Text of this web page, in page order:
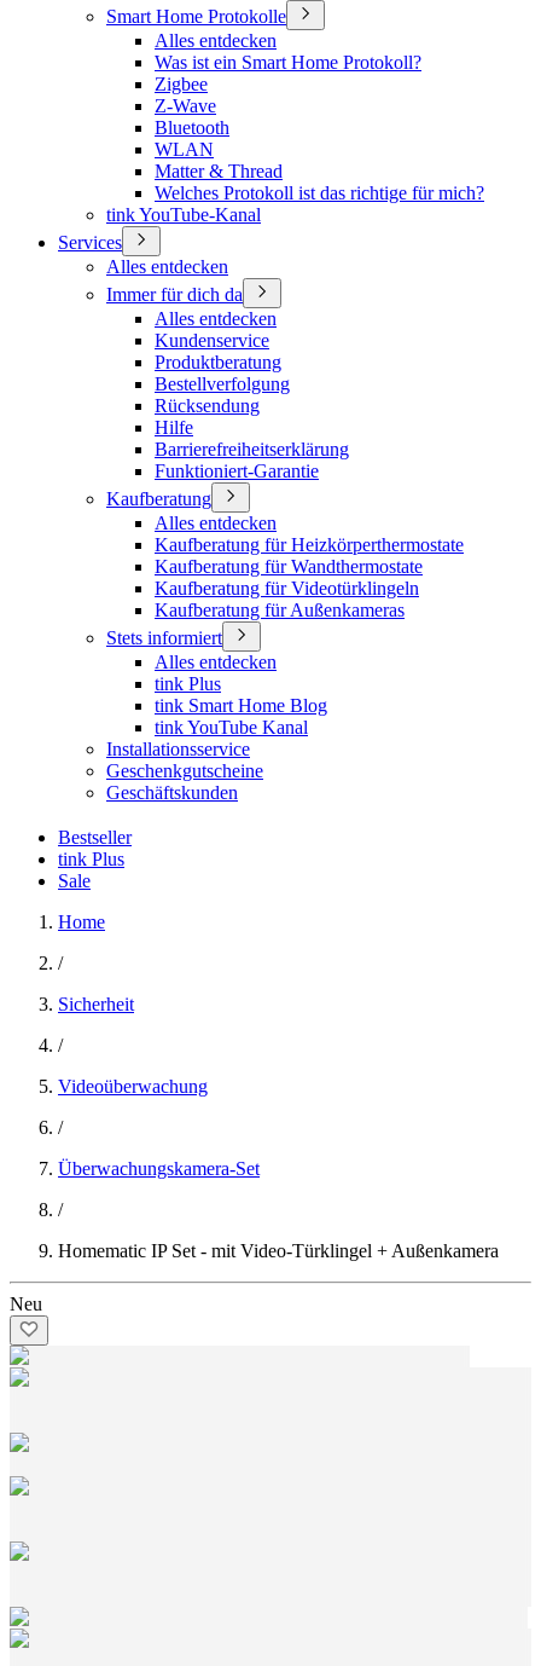
Smart Home Protokolle
Alles entdecken
Was ist ein Smart Home Protokoll?
Zigbee
Z-Wave
Bluetooth
WLAN
Matter & Thread
Welches Protokoll ist das richtige für mich?
tink YouTube-Kanal
Services
Alles entdecken
Immer für dich da
Alles entdecken
Kundenservice
Produktberatung
Bestellverfolgung
Rücksendung
Hilfe
Barrierefreiheitserklärung
Funktioniert-Garantie
Kaufberatung
Alles entdecken
Kaufberatung für Heizkörperthermostate
Kaufberatung für Wandthermostate
Kaufberatung für Videotürklingeln
Kaufberatung für Außenkameras
Stets informiert
Alles entdecken
tink Plus
tink Smart Home Blog
tink YouTube Kanal
Installationsservice
Geschenkgutscheine
Geschäftskunden
Bestseller
tink Plus
Sale
Home
/
Sicherheit
/
Videoüberwachung
/
Überwachungskamera-Set
/
Homematic IP Set - mit Video-Türklingel + Außenkamera
Neu